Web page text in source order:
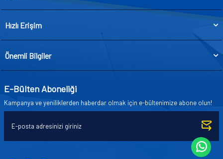
Hızlı Erişim
Önemli Bilgiler
E-Bülten Aboneliği
Kampanya ve yeniliklerden haberdar olmak için e-bültenimize abone olun!